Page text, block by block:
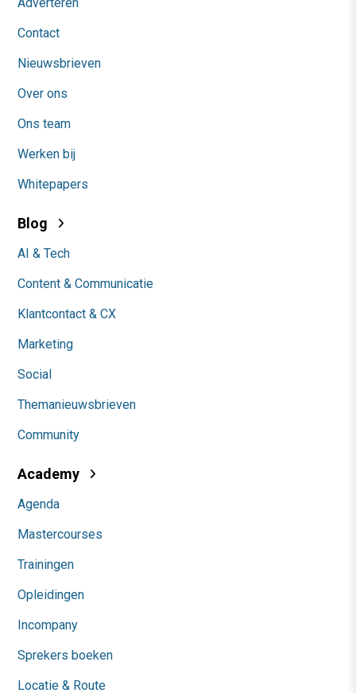
Contact
Nieuwsbrieven
Over ons
Ons team
Werken bij
Whitepapers
Blog
AI & Tech
Content & Communicatie
Klantcontact & CX
Marketing
Social
Themanieuwsbrieven
Community
Academy
Agenda
Mastercourses
Trainingen
Opleidingen
Incompany
Sprekers boeken
Locatie & Route